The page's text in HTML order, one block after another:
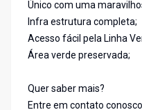
Único com uma
Infra estrutura completa;
Acesso fácil pela Linha
Área verde preservada;
Quer saber mais?
Entre em contato